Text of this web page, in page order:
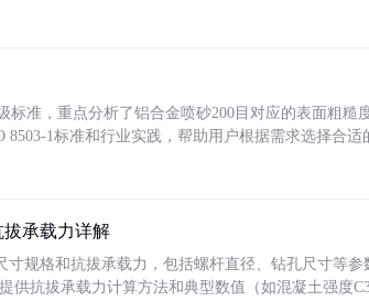
标准，重点分析了铝合金喷砂200目对应的表面粗糙
1标准和行业实践，帮助用户根据需求选择合适
承载力详解
寸规格和抗拔承载力，包括螺杆直径、钻孔尺寸等
供抗拔承载力计算方法和典型数值（如混凝土强度